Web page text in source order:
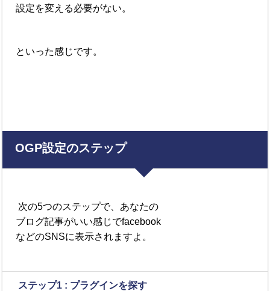
設定を変える必要がない。
といった感じです。
OGP設定のステップ
次の5つのステップで、あなたの
ブログ記事がいい感じでfacebook
などのSNSに表示されますよ。
ステップ1 : プラグインを探す